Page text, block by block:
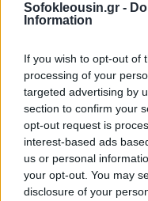
Sofokleousin.gr -
Information
If you wish to opt-out of
processing of your
targeted advertising by
section to confirm your
opt-out request is
interest-based ads
us or personal
your opt-out. You may
disclosure of your
Κεντρικά θα
συμβούλια στα ΑΕΙ